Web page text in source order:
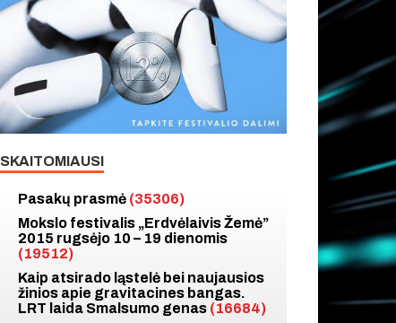
SKAITOMIAUSI
Pasakų prasmė (35306)
Mokslo festivalis „Erdvėlaivis Žemė”
2015 rugsėjo 10 – 19 dienomis
(19512)
Kaip atsirado ląstelė bei naujausios
žinios apie gravitacines bangas.
LRT laida Smalsumo genas (16684)